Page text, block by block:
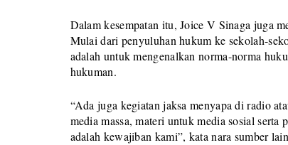
Dalam kesempatan itu, Joice V Sinaga juga
Mulai dari penyuluhan hukum ke sekolah-
adalah untuk mengenalkan norma-norma
hukuman.
“Ada juga kegiatan jaksa menyapa di radio
media massa, materi untuk media sosial
adalah kewajiban kami”, kata nara sumber